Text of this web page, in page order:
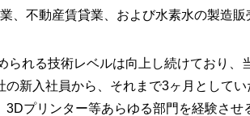
、不動産賃貸業、および水素水の製造販
られる技術レベルは向上し続けており、
の新入社員から、それまで3ヶ月として
プリンター等あらゆる部門を経験させ